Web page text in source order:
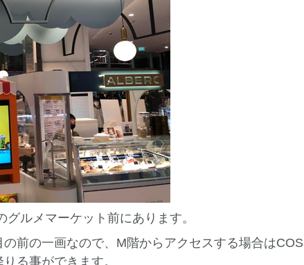
ルメマーケット前にあります。
前の一画なので、M階からアクセスする場合はCOS
る事ができます。